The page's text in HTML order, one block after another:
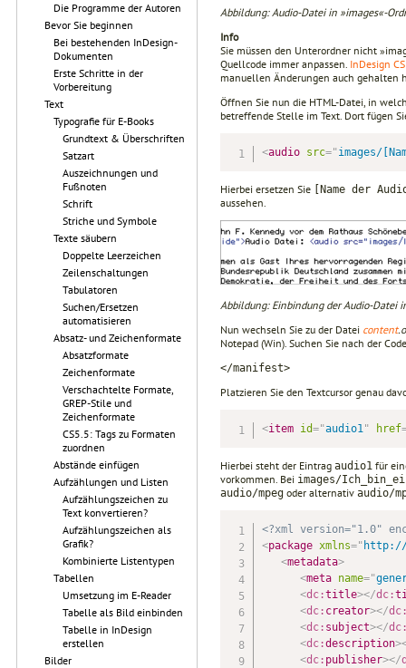
Die Programme der Autoren
Bevor Sie beginnen
Bei bestehenden InDesign-
Dokumenten
Erste Schritte in der
Vorbereitung
Text
Typografie für E-Books
Grundtext & Überschriften
Satzart
Auszeichnungen und
Fußnoten
Schrift
Striche und Symbole
Texte säubern
Doppelte Leerzeichen
Zeilenschaltungen
Tabulatoren
Suchen/Ersetzen
automatisieren
Absatz- und Zeichenformate
Absatzformate
Zeichenformate
Verschachtelte Formate,
GREP-Stile und
Zeichenformate
CS5.5: Tags zu Formaten
zuordnen
Abstände einfügen
Aufzählungen und Listen
Aufzählungszeichen zu
Text konvertieren?
Aufzählungszeichen als
Grafik?
Kombinierte Listentypen
Tabellen
Umsetzung im E-Reader
Tabelle als Bild einbinden
Tabelle in InDesign
erstellen
Bilder
Abbildung: Audio-Datei in »images«-
Info
Sie müssen den Unterordner nicht
Quellcode immer anpassen. InDesign
manuellen Änderungen auch gehalten
Öffnen Sie nun die HTML-Datei, in
betreffende Stelle im Text. Dort fügen
<audio src="images/
Hierbei ersetzen Sie [Name der
aussehen.
Abbildung: Einbindung der Audio-Datei
Nun wechseln Sie zu der Datei content
Notepad (Win). Suchen Sie nach der
</manifest>
Platzieren Sie den Textcursor genau
<item id="audio1" href
Hierbei steht der Eintrag audio1 für
vorkommen. Bei images/
audio/mpeg oder alternativ audio/
<?xml version="1.0"
<package xmlns=" http://
<metadata>
<meta name="
<dc:title></dc:
<dc: creator></
<dc: subject></
<dc:description>
<dc: publisher></